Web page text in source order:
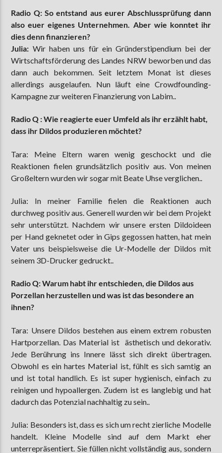
Radio Q: So entstand aus eurer Abschlussprüfung dann
also euer eigenes Unternehmen. Aber wie konntet ihr
dies denn finanzieren?
Julia: Wir haben uns für ein Gründerstipendium bei der
Wirtschaftsförderung des Landes NRW beworben und das
dann auch bekommen. Seit letztem Monat ist dieses
allerdings ausgelaufen. Nun läuft eine Crowdfounding-
Kampagne zur weiteren Finanzierung von Labim..
Radio Q : Wie reagierte euer Umfeld als ihr erzählt habt,
dass ihr Dildos produzieren möchtet?
Tara: Meine Eltern waren wenig geschockt und die
Reaktionen fielen grundsätzlich positiv aus. Von meinen
Großeltern wurden wir sogar mit Beate Uhse verglichen..
Julia: In meiner Familie fielen die Reaktionen auch
durchweg positiv aus. Generell wurden wir bei dem Projekt
sehr unterstützt. Nachdem wir unsere ersten Dildoideen
per Hand geknetet oder in Gips gegossen hatten, hat mein
Vater uns beispielsweise die Ur-Modelle der Dildos mit
seinem 3D-Drucker gedruckt..
Radio Q: Warum habt ihr entschieden, die Dildos aus
Porzellan herzustellen und was ist das besondere an
ihnen?
Tara: Unsere Dildos bestehen aus einem extrem robusten
Hartporzellan. Das Material ist ästhetisch und dekorativ.
Jede Berührung ins Innere lässt sich direkt übertragen.
Obwohl es ein hartes Material ist, fühlt es sich samtig an
und ist total handlich. Es ist super hygienisch, einfach zu
reinigen und hypoallergen. Zudem ist es langlebig und hat
dadurch das Potenzial nachhaltig zu sein..
Julia: Besonders ist, dass es sich um recht zierliche Modelle
handelt. Kleine Modelle sind auf dem Markt eher
unterrepräsentiert. Sie füllen nicht vollständig aus, sondern